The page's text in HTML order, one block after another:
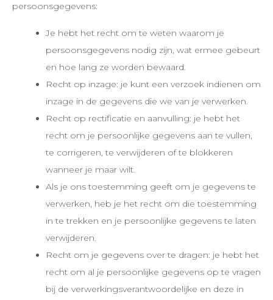
persoonsgegevens:
Je hebt het recht om te weten waarom je
persoonsgegevens nodig zijn, wat ermee gebeurt
en hoe lang ze worden bewaard.
Recht op inzage: je kunt een verzoek indienen om
inzage in de gegevens die we van je verwerken.
Recht op rectificatie en aanvulling: je hebt het
recht om je persoonlijke gegevens aan te vullen,
te corrigeren, te verwijderen of te blokkeren
wanneer je maar wilt.
Als je ons toestemming geeft om je gegevens te
verwerken, heb je het recht om die toestemming
in te trekken en je persoonlijke gegevens te laten
verwijderen.
Recht om je gegevens over te dragen: je hebt het
recht om al je persoonlijke gegevens op te vragen
bij de verwerkingsverantwoordelijke en deze in